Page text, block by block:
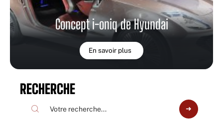
Concept i-oniq de Hyundai
En savoir plus
RECHERCHE